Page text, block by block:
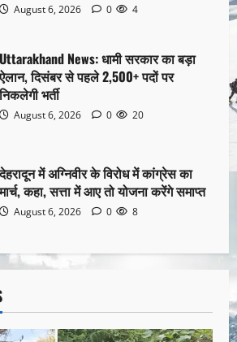
August 6, 2026 0 4
Uttarakhand News: धामी सरकार का बड़ा
ऐलान, दिसंबर से पहले 2,500+ पदों पर
निकलेगी भर्ती
August 6, 2026 0 20
देहरादून में अग्निवीर के विरोध में कांग्रेस का
मार्च, कहा, सत्ता में आए तो योजना करेंगे समाप्त
August 6, 2026 0 8